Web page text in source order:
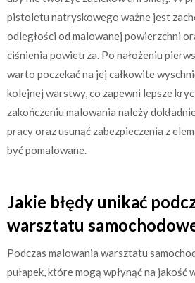
pistoletu natryskowego ważne jest
odległości od malowanej powierzchni
ciśnienia powietrza. Po nałożeniu
warto poczekać na jej całkowite
kolejnej warstwy, co zapewni lepsze
zakończeniu malowania należy
pracy oraz usunąć zabezpieczenia z
być pomalowane.
Jakie błędy unikać
warsztatu
Podczas malowania warsztatu
pułapek, które mogą wpłynąć na jakość